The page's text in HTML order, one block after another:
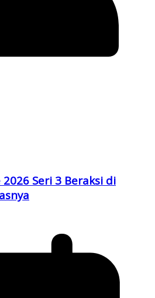
Seri 3 Beraksi di